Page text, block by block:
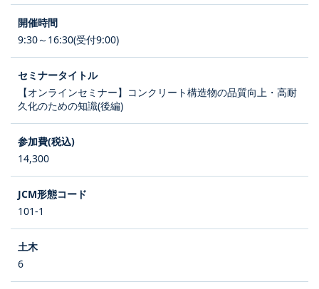
9:30～16:30(受付9:00)
【オンラインセミナー】コンクリート構造物の品質向上・高耐
久化のための知識(後編)
14,300
101-1
6